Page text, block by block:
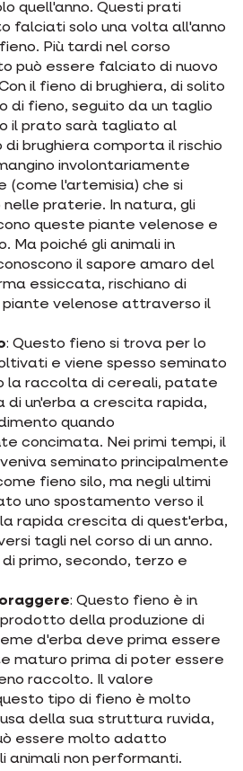
quell'anno. Questi prati
falciati solo una volta all'anno
Più tardi nel corso
può essere falciato di nuovo
il fieno di brughiera, di solito
di fieno, seguito da un taglio
il prato sarà tagliato al
di brughiera comporta il rischio
involontariamente
(come l'artemisia) che si
nelle praterie. In natura, gli
queste piante velenose e
Ma poiché gli animali in
il sapore amaro del
essiccata, rischiano di
piante velenose attraverso il
: Questo fieno si trova per lo
e viene spesso seminato
la raccolta di cereali, patate
di un'erba a crescita rapida,
quando
concimata. Nei primi tempi, il
seminato principalmente
fieno silo, ma negli ultimi
uno spostamento verso il
rapida crescita di quest'erba,
tagli nel corso di un anno.
di primo, secondo, terzo e
: Questo fieno è in
della produzione di
d'erba deve prima essere
maturo prima di poter essere
raccolto. Il valore
tipo di fieno è molto
della sua struttura ruvida,
essere molto adatto
non performanti.